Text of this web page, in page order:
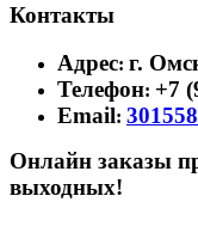
Контакты
Адрес: г.
Телефон: +7
Email:
Онлайн заказы
выходных!